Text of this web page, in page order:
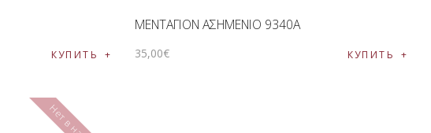
КУПИТЬ
ΜΕΝΤΑΓΙΟΝ ΑΣΗΜΕΝΙΟ 9340Α
35,00€ КУПИТЬ